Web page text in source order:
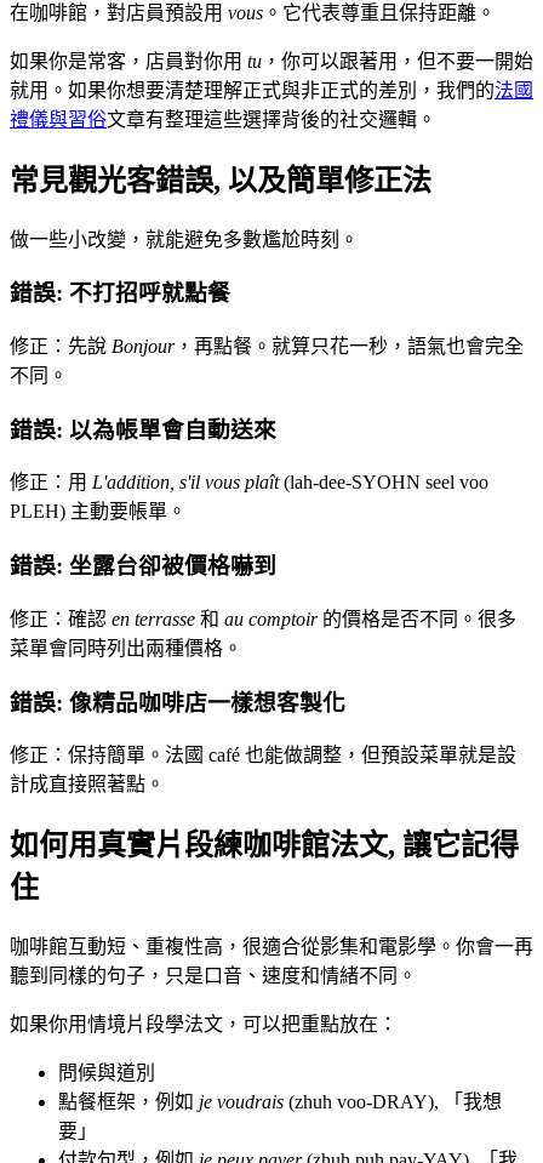
在咖啡館，對店員預設用 vous 。它代表尊重且保持距離。
如果你是常客，店員對你用 tu ，你可以跟著用，但不要一開始
就用。如果你想要清楚理解正式與非正式的差別，我們的法國
禮儀與習俗文章有整理這些選擇背後的社交邏輯。
常見觀光客錯誤, 以及簡單修正法
做一些小改變，就能避免多數尷尬時刻。
錯誤: 不打招呼就點餐
修正：先說 Bonjour，再點餐。就算只花一秒，語氣也會完全
不同。
錯誤: 以為帳單會自動送來
修正：用 L'addition, s'il vous plaît(lah-dee-SYOHN seel voo
PLEH) 主動要帳單。
錯誤: 坐露台卻被價格嚇到
修正：確認 en terrasse 和 au comptoir的價格是否不同。很多
菜單會同時列出兩種價格。
錯誤: 像精品咖啡店一樣想客製化
修正：保持簡單。法國 café 也能做調整，但預設菜單就是設
計成直接照著點。
如何用真實片段練咖啡館法文, 讓它記得
住
咖啡館互動短、重複性高，很適合從影集和電影學。你會一再
聽到同樣的句子，只是口音、速度和情緒不同。
如果你用情境片段學法文，可以把重點放在：
問候與道別
點餐框架，例如 je voudrais (zhuh voo-DRAY), 「我想
要」